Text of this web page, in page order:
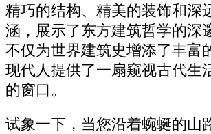
精巧的结构、精美的装饰和深
涵，展示了东方建筑哲学的深
不仅为世界建筑史增添了丰富
现代人提供了一扇窥视古代生
的窗口。
试象一下，当您沿着蜿蜒的山